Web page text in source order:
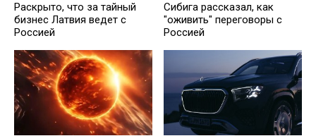
Раскрыто, что за тайный
бизнес Латвия ведет с
Россией
Сибига рассказал, как
"оживить" переговоры с
Россией